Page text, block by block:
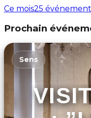
Ce mois25
Prochain
Sens